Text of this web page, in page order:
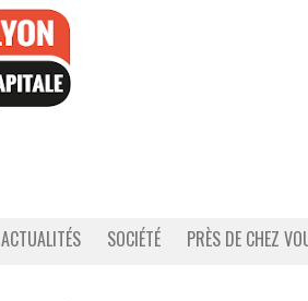
ACTUALITÉS SOCIÉTÉ PRÈS DE CHEZ